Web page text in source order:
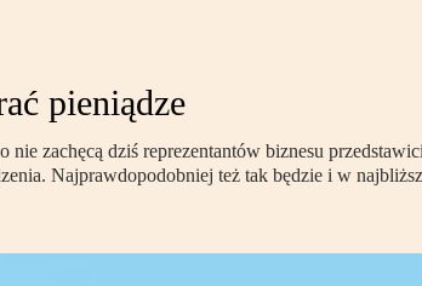
pieniądze
zachęcą dziś reprezentantów biznesu
Najprawdopodobniej też tak będzie i w